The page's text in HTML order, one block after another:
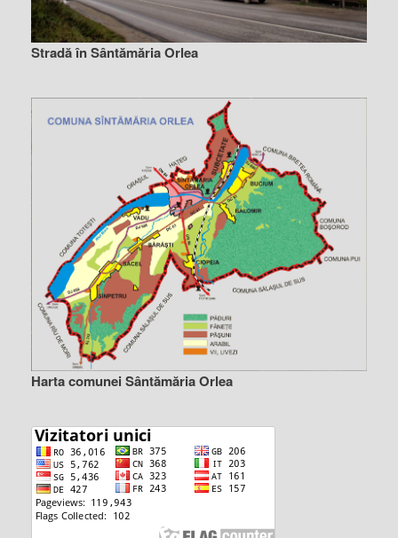
Stradă în Sântămăria Orlea
Harta comunei Sântămăria Orlea